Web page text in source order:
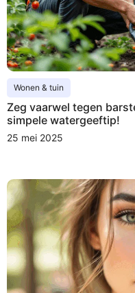
Wonen & tuin
Zeg vaarwel tegen
simpele watergeeftip!
25 mei 2025